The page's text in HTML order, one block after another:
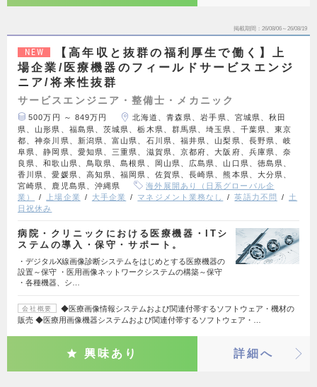
掲載期間 26/08/06～26/08/19
NEW
【高年収と抜群の福利厚生で働く】上
場企業/医療機器のフィールドサービスエンジ
ニア/将来性抜群
サービスエンジニア・整備士・メカニック
500万円 ～ 849万円
北海道、青森県、岩手県、宮城県、秋田
県、山形県、福島県、茨城県、栃木県、群馬県、埼玉県、千葉県、東京
都、神奈川県、新潟県、富山県、石川県、福井県、山梨県、長野県、岐
阜県、静岡県、愛知県、三重県、滋賀県、京都府、大阪府、兵庫県、奈
良県、和歌山県、鳥取県、島根県、岡山県、広島県、山口県、徳島県、
香川県、愛媛県、高知県、福岡県、佐賀県、長崎県、熊本県、大分県、
宮崎県、鹿児島県、沖縄県
海外展開あり（日系グローバル企
業）
上場企業 大手企業 マネジメント業務なし 英語力不問
土
日祝休み
病院・クリニックにおける医療機器・ITシ
ステムの導入・保守・サポート。
・デジタルX線画像診断システムをはじめとする医療機器の
設置～保守 ・医用画像ネットワークシステムの構築～保守
・各種機器、シ…
会社概要
◆医療画像情報システムおよび関連付帯するソフトウェア・機材の
販売 ◆医療用画像機器システムおよび関連付帯するソフトウェア・…
興味あり 詳細へ